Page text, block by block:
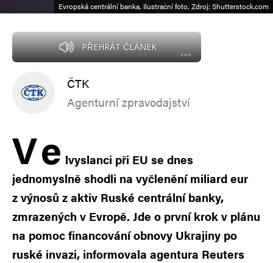
Evropská centrální banka, Ilustrační foto, Zdroj: Shutterstock.com
PŘEHRÁT ČLÁNEK
ČTK
Agenturní zpravodajství
Ve lvyslanci při EU se dnes
jednomyslně shodli na vyčlenění miliard eur
z výnosů z aktiv Ruské centrální banky,
zmrazených v Evropě. Jde o první krok v plánu
na pomoc financování obnovy Ukrajiny po
ruské invazi, informovala agentura Reuters